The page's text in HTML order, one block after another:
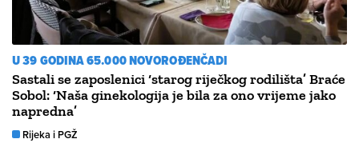
U 39 GODINA 65.000 NOVOROĐENČADI
Sastali se zaposlenici ‘starog riječkog rodilišta’ Braće
Sobol: ‘Naša ginekologija je bila za ono vrijeme jako
napredna’
Rijeka i PGŽ